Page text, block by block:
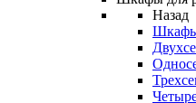
Назад
Шкафы